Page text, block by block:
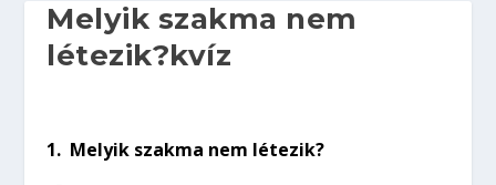
Melyik szakma nem
létezik?kvíz
1. Melyik szakma nem létezik?